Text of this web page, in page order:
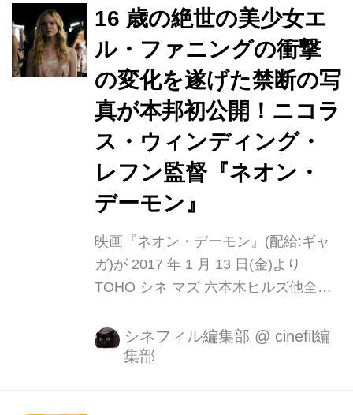
た衝撃のサスペンス。 アルマーニ、サ
ンローランなど名だたるハイブランド
がこぞって衣装協力、極上の映像美に
いっそうの輝きを加える。また、透明
感あふれる愛らしさで 『マレフィセン
ト』のオーロラ姫になりきったエル・
ファニングが、純真な少女が自身の心
のダークサ イドに目覚めていく姿を鮮
烈に演じている。 監督が...
16 歳の絶世の美少女エ
ル・ファニングの衝撃
の変化を遂げた禁断の写
真が本邦初公開！ニコラ
ス・ウィンディング・
レフン監督『ネオン・
デーモン』
映画『ネオン・デーモン』(配給:ギャ
ガ)が 2017 年 1 月 13 日(金)より
TOHO シネ マズ 六本木ヒルズ他全国
2012 年世界に最上級の興奮をもたら
した『ドライヴ』の N.W.レフン監督
シネフィル編集部 @ cinefil編
集部